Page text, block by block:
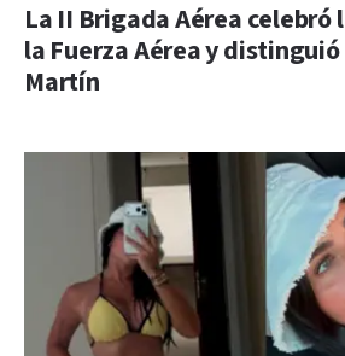
La II Brigada Aérea celebró
la Fuerza Aérea y
Martín